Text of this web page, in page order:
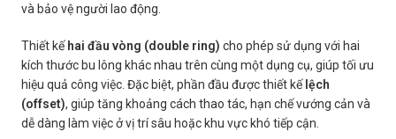
và bảo vệ người lao động.
Thiết kế hai đầu vòng (double ring) cho phép sử dụng với hai
kích thước bu lông khác nhau trên cùng một dụng cụ, giúp tối ưu
hiệu quả công việc. Đặc biệt, phần đầu được thiết kế lệch
(offset), giúp tăng khoảng cách thao tác, hạn chế vướng cản và
dễ dàng làm việc ở vị trí sâu hoặc khu vực khó tiếp cận.